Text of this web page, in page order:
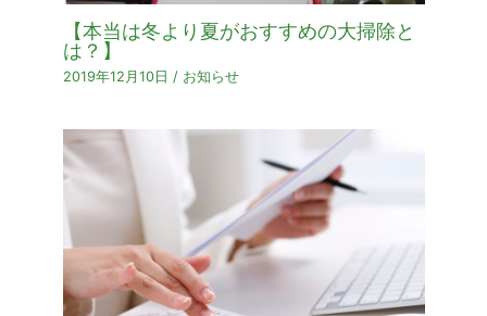
【本当は冬より夏がおすすめの大掃除と
は？】
2019年12月10日 / お知らせ